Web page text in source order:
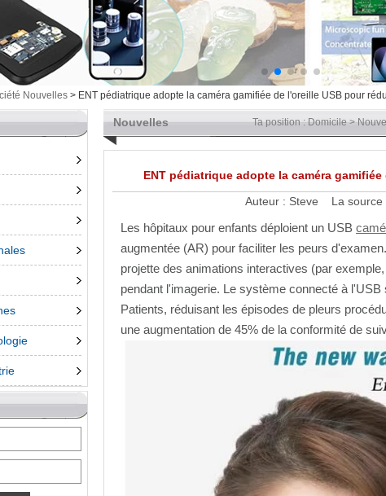
MesureL
non groupésL
Nouvelles > ENT pédiatrique adopte la caméra gamifiée de l'oreille USB pour
Nouvelles Ta position :Domicile>
ENT pédiatrique adopte la caméra
Auteur : Steve La source
Les hôpitaux pour enfants déploient un USB
augmentée (AR) pour faciliter les peurs
projette des animations interactives (par
pendant l'imagerie. Le système connecté à
Patients, réduisant les épisodes de pleurs
une augmentation de 45% de la conformité de